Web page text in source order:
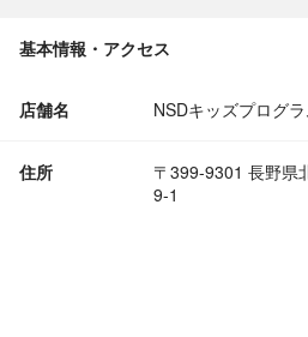
基本情報・アクセス
店舗名 NSDキッズプログ
住所
〒399-9301 長野県
9-1